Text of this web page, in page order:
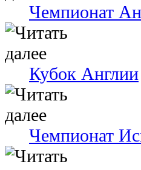
Чемпионат
Кубок Англии
Чемпионат